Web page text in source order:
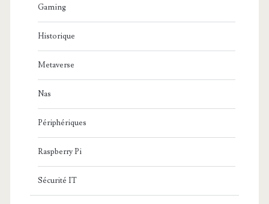
Gaming
Historique
Metaverse
Nas
Périphériques
Raspberry Pi
Sécurité IT